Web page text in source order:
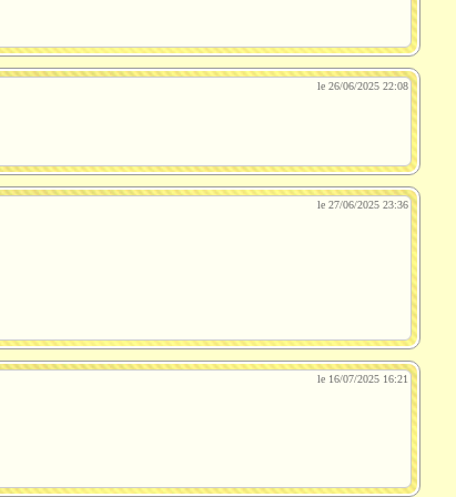
le 26/06/2025 22:08
le 27/06/2025 23:36
le 16/07/2025 16:21